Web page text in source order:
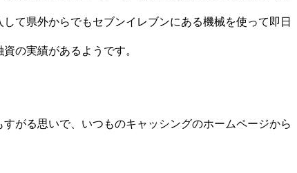
て県外からでもセブンイレブンにある機械を使って即日
の実績があるようです。
がる思いで、いつものキャッシングのホームページから